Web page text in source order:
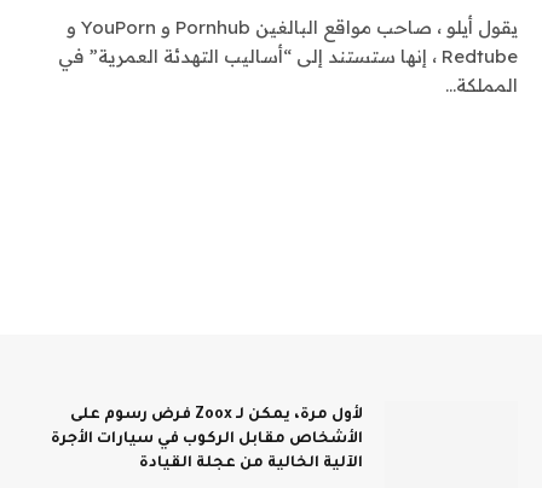
يقول أيلو ، صاحب مواقع البالغين Pornhub و YouPorn و
Redtube ، إنها ستستند إلى “أساليب التهدئة العمرية” في
المملكة…
لأول مرة، يمكن لـ Zoox فرض رسوم على
الأشخاص مقابل الركوب في سيارات الأجرة
الآلية الخالية من عجلة القيادة